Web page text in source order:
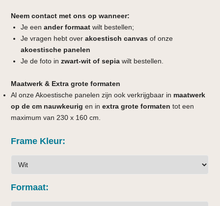
Neem contact met ons op wanneer:
Je eenander formaat wilt bestellen;
Je vragen hebt overakoestisch canvas of onze
akoestische panelen
Je de foto inzwart-wit of sepiawilt bestellen.
Maatwerk & Extra grote formaten
Al onze Akoestische panelen zijn ook verkrijgbaar in maatwerk
op de cm nauwkeurig en inextra grote formatentot een
maximum van 230 x 160 cm.
Frame Kleur
Formaat